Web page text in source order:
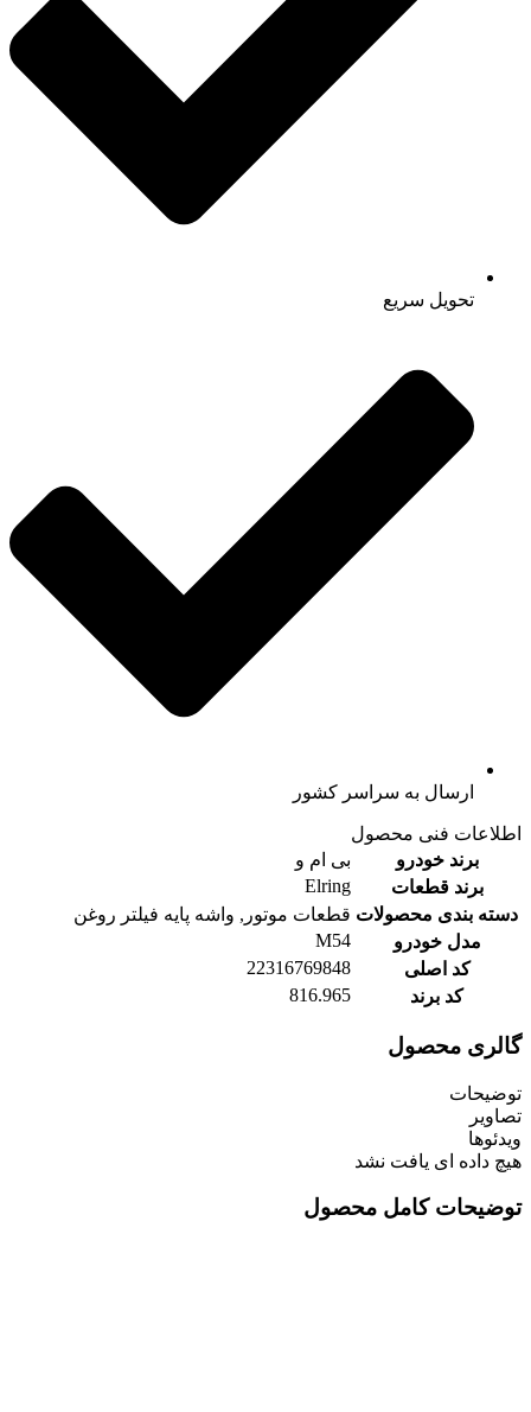
تحویل سریع
ارسال به سراسر کشور
اطلاعات فنی محصول
برند خودرو
بی ام و
برند قطعات
Elring
دسته بندی محصولات قطعات موتور, واشه پایه فیلتر روغن
مدل خودرو
M54
کد اصلی
22316769848
کد برند
816.965
گالری محصول
توضیحات
تصاویر
ویدئوها
هیچ داده ای یافت نشد
توضیحات کامل محصول